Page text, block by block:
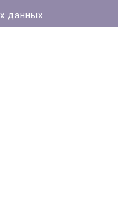
данных